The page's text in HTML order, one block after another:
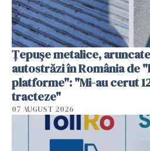
Țepușe metalice,
autostrăzi în România de
platforme": "Mi-au cerut
tracteze"
07 AUGUST 2026